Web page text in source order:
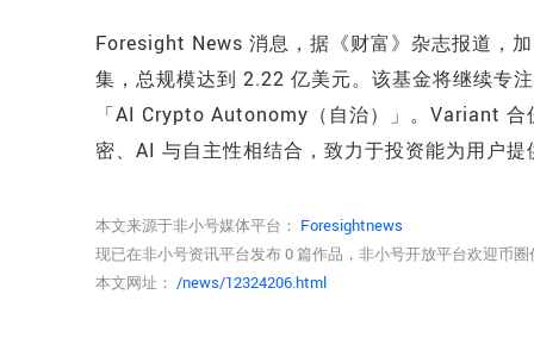
Foresight News 消息，据《财富》杂志报道，
集，总规模达到 2.22 亿美元。该基金将继续专
「AI Crypto Autonomy（自治）」。Variant
密、AI 与自主性相结合，致力于投资能为用户
本文来源于非小号媒体平台： Foresightnews
现已在非小号资讯平台发布 0 篇作品，非小号开放平台欢迎币
本文网址： /news/12324206.html